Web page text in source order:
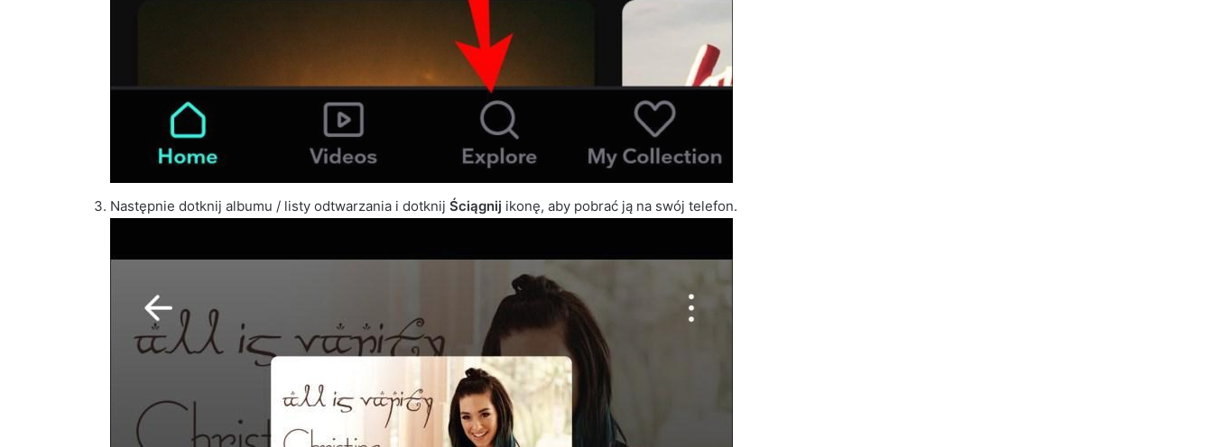
Następnie dotknij albumu / listy odtwarzania i dotknij Ściągnij ikonę, aby pobrać ją na swój telefon.